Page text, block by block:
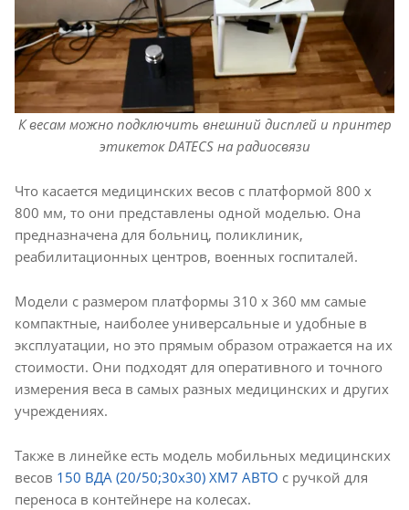
К весам можно подключить внешний дисплей и принтер
этикеток DATECS на радиосвязи
Что касается медицинских весов с платформой 800 х
800 мм, то они представлены одной моделью. Она
предназначена для больниц, поликлиник,
реабилитационных центров, военных госпиталей.
Модели с размером платформы 310 х 360 мм самые
компактные, наиболее универсальные и удобные в
эксплуатации, но это прямым образом отражается на их
стоимости. Они подходят для оперативного и точного
измерения веса в самых разных медицинских и других
учреждениях.
Также в линейке есть модель мобильных медицинских
весов 150 ВДА (20/50;30х30) ХМ7 АВТО с ручкой для
переноса в контейнере на колесах.